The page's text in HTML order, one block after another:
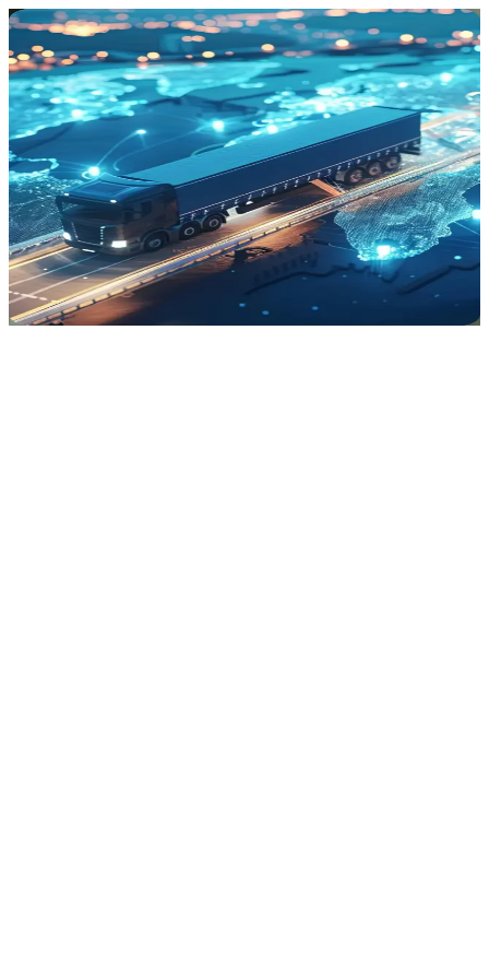
Tạo một tài khoản
Hãy hoàn tất thiết lập để bạn có thể truy cập tài khoản cá nhân của
mình
Email của bạn *
Gửi mã
Đã có tài khoản?Đăng nhập
🇻🇳VI